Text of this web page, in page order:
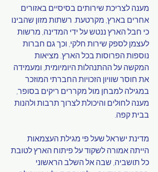
מענה לצריכת שירותים בסיסיים באזורים
אחרים בארץ, מקרטעת. רשתות מזון שהבינו
כי חבל הארץ ננטש על ידי המדינה, מרשות
לעצמן לספק שירות חלקי, וכך גם חברות
נוספות הפרוסות בכל הארץ. מציאות
המקשה על ההתנהלות היומיומית, ומעמידה
את חוסר שוויון הזכויות החברתי המוזכר
במגילה למבחן מול מקררים ריקים בסופר,
מענה לחולים והיכולת לצרוך תרבות ולהנות
בבית קפה.
מדינת ישראל שעל פי מגילת העצמאות
הייתה אמורה לשקוד על פיתוח הארץ לטובת
כל תושביה, שבה אל השלב הראשוני